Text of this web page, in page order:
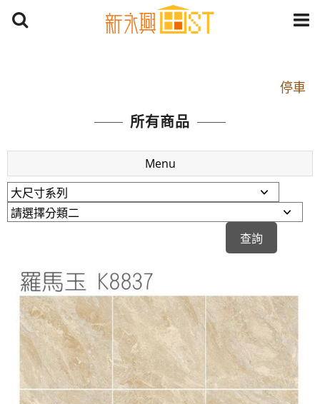
停車
捷運： 中和線【頂溪站 2 號出口】往中山路1段139
原Line已滿 無法加Line好友 請親愛的客戶加入
LINE官方帳號@a0975005573
開車：中山路1段 到永平路路口(樂華夜市口)門口可
停車
捷運： 中和線【頂溪站 2 號出口】往中山路1段139
原Line已滿 無法加Line好友 請親愛的客戶加入
LINE官方帳號@a0975005573
所有商品
Menu